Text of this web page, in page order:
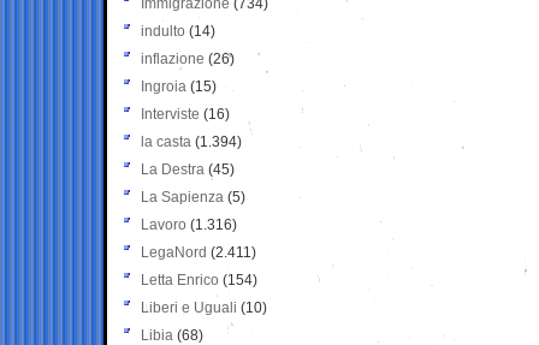
Immigrazione (734)
indulto (14)
inflazione (26)
Ingroia (15)
Interviste (16)
la casta (1.394)
La Destra (45)
La Sapienza (5)
Lavoro (1.316)
LegaNord (2.411)
Letta Enrico (154)
Liberi e Uguali (10)
Libia (68)